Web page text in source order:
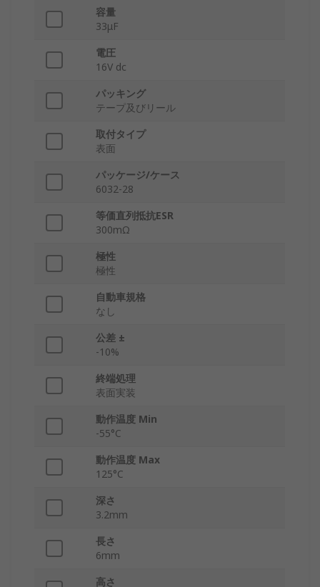
容量
33μF
電圧
16V dc
パッキング
テープ及びリール
取付タイプ
表面
パッケージ/ケース
6032-28
等価直列抵抗ESR
300mΩ
極性
極性
自動車規格
なし
公差 ±
-10%
終端処理
表面実装
動作温度 Min
-55°C
動作温度 Max
125°C
深さ
3.2mm
長さ
6mm
高さ